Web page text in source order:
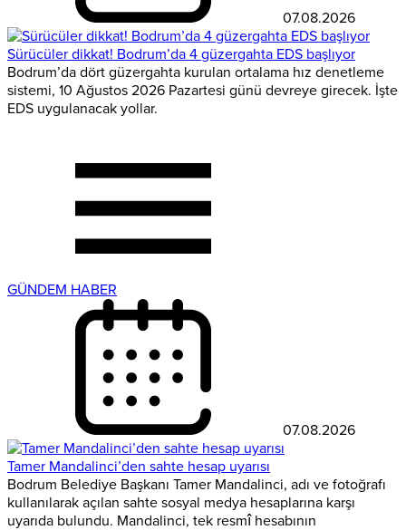
07.08.2026
Sürücüler dikkat! Bodrum’da 4 güzergahta EDS başlıyor
Bodrum’da dört güzergahta kurulan ortalama hız denetleme
sistemi, 10 Ağustos 2026 Pazartesi günü devreye girecek. İşte
EDS uygulanacak yollar.
GÜNDEM HABER
07.08.2026
Tamer Mandalinci’den sahte hesap uyarısı
Bodrum Belediye Başkanı Tamer Mandalinci, adı ve fotoğrafı
kullanılarak açılan sahte sosyal medya hesaplarına karşı
uyarıda bulundu. Mandalinci, tek resmî hesabının